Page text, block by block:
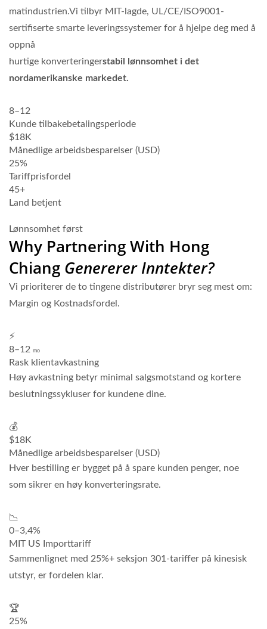
matindustrien.Vi tilbyr MIT-lagde, UL/CE/ISO9001-
sertifiserte smarte leveringssystemer for å hjelpe deg med å
oppnå
hurtige konverteringerstabil lønnsomhet i det
nordamerikanske markedet.
8–12
Kunde tilbakebetalingsperiode
$18K
Månedlige arbeidsbesparelser (USD)
25%
Tariffprisfordel
45+
Land betjent
Lønnsomhet først
Why Partnering With Hong
Chiang Genererer Inntekter?
Vi prioriterer de to tingene distributører bryr seg mest om:
Margin og Kostnadsfordel.
⚡
8–12 mo
Rask klientavkastning
Høy avkastning betyr minimal salgsmotstand og kortere
beslutningssykluser for kundene dine.
💰
$18K
Månedlige arbeidsbesparelser (USD)
Hver bestilling er bygget på å spare kunden penger, noe
som sikrer en høy konverteringsrate.
📉
0–3,4%
MIT US Importtariff
Sammenlignet med 25%+ seksjon 301-tariffer på kinesisk
utstyr, er fordelen klar.
🏆
25%